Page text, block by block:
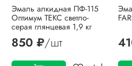
Эмаль алкидная ПФ-115
Оптимум ТЕКС светло-
серая глянцевая 1,9 кг
850 ₽/шт